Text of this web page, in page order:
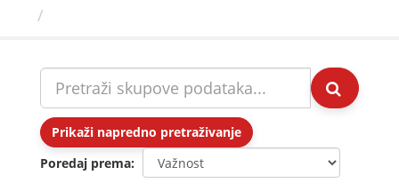
Prikaži napredno pretraživanje
Poredaj prema